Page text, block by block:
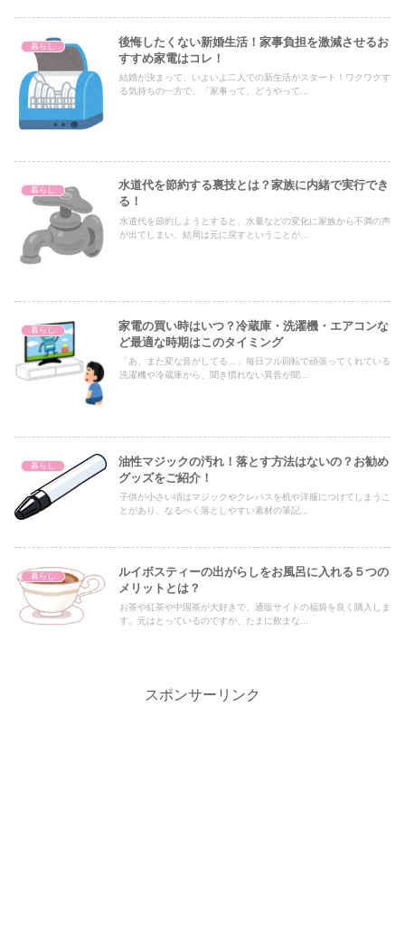
暮らし
後悔したくない新婚生活！家事負担を激減させるお
すすめ家電はコレ！
結婚が決まって、いよいよ二人での新生活がスタート！ワクワクす
る気持ちの一方で、「家事って、どうやって...
暮らし
水道代を節約する裏技とは？家族に内緒で実行でき
る！
水道代を節約しようとすると、水量などの変化に家族から不満の声
が出てしまい、結局は元に戻すということが...
暮らし
家電の買い時はいつ？冷蔵庫・洗濯機・エアコンな
ど最適な時期はこのタイミング
「あ、また変な音がしてる…」毎日フル回転で頑張ってくれている
洗濯機や冷蔵庫から、聞き慣れない異音が聞...
暮らし
油性マジックの汚れ！落とす方法はないの？お勧め
グッズをご紹介！
子供が小さい頃はマジックやクレパスを机や洋服につけてしまうこ
とがあり、なるべく落としやすい素材の筆記...
暮らし
ルイボスティーの出がらしをお風呂に入れる５つの
メリットとは？
お茶や紅茶や中国茶が大好きで、通販サイトの福袋を良く購入しま
す。元はとっているのですが、たまに飲まな...
スポンサーリンク